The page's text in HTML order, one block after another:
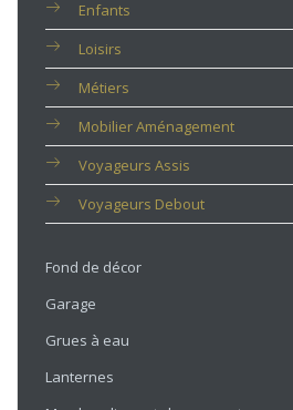
Enfants
Loisirs
Métiers
Mobilier Aménagement
Voyageurs Assis
Voyageurs Debout
Fond de décor
Garage
Grues à eau
Lanternes